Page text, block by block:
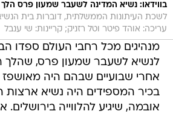
בווידאו: נשיא המדינה לשעבר שמעון פרס הלך
עריכה: אוהד פיטר וטל רזניק; קריינות: שי ענבל
מנהיגים מכל רחבי העולם ספדו
לנשיא לשעבר שמעון פרס, שהלך
אחרי שבועיים שבהם היה
בכיר המספידים היה נשיא ארצות
אובמה, שיגיע להלווייה בירושלים.